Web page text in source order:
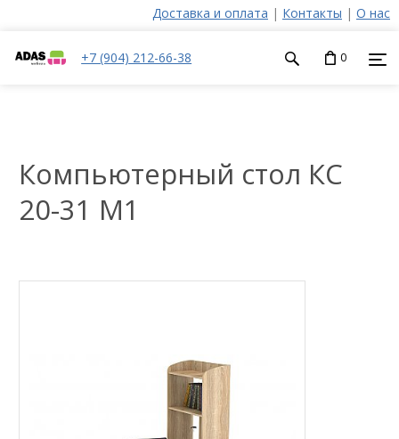
Доставка и оплата | Контакты | О нас
+7 (904) 212-66-38 0
Компьютерный стол КС
20-31 М1